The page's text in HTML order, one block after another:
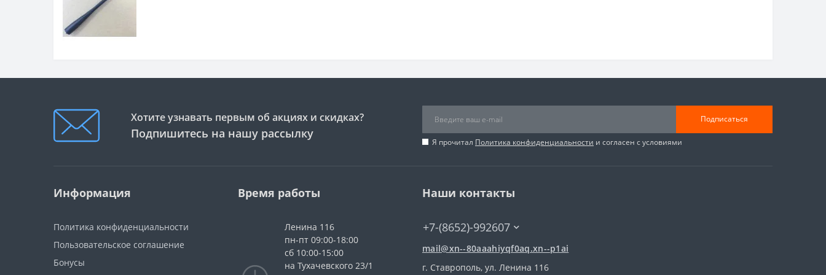
Хотите узнавать первым об акциях и скидках?
Подпишитесь на нашу рассылку
Подписаться
Я прочитал Политика конфиденциальности и согласен с условиями
Информация
Политика конфиденциальности
Пользовательское соглашение
Бонусы
Время работы
Ленина 116
пн-пт 09:00-18:00
сб 10:00-15:00
на Тухачевского 23/1
Наши контакты
+7-(8652)-992607
mail@xn--80aaahiyqf0aq.xn--p1ai
г. Ставрополь, ул. Ленина 116